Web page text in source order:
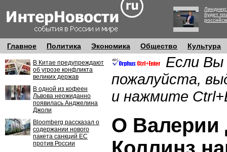
будет
Главное Политика Экономика Общество Культура
В Китае предупреждают
об угрозе конфликта
великих держав
В одной из кофеен
Львова неожиданно
появилась Анджелина
Джоли
Bloomberg рассказал о
содержании нового
пакета санкций ЕС
против России
Если Вы
пожалуйста,
и нажмите
О Валерии